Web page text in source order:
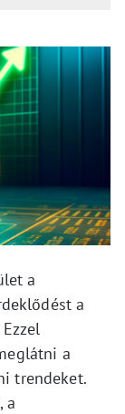
a
a
a
trendeket.
a